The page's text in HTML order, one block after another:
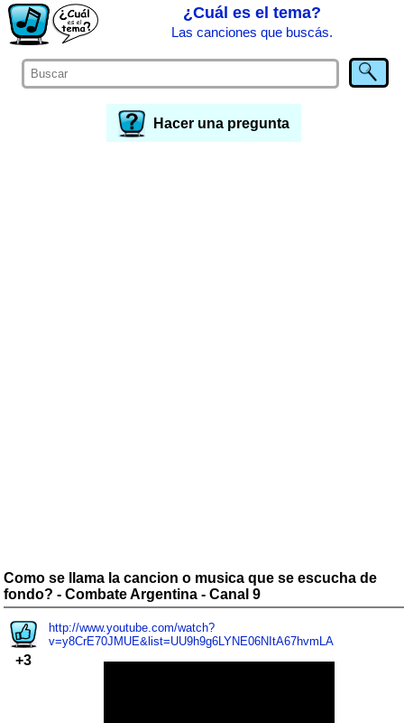
¿Cuál es el tema?
Las canciones que buscás.
Hacer una pregunta
Como se llama la cancion o musica que se escucha de
fondo? - Combate Argentina - Canal 9
+3
http://www.youtube.com/watch?
v=y8CrE70JMUE&list=UU9h9g6LYNE06NItA67hvmLA